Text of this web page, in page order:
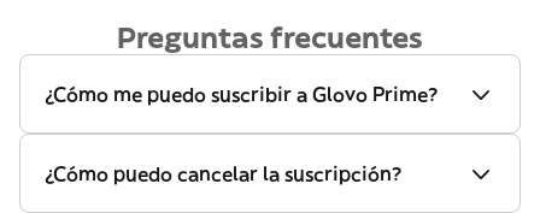
Preguntas frecuentes
¿Cómo me puedo suscribir a Glovo Prime?
¿Cómo puedo cancelar la suscripción?